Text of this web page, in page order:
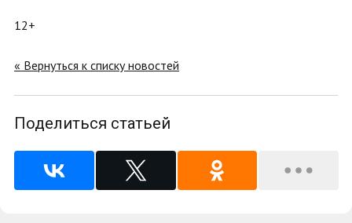
12+
« Вернуться к списку новостей
Поделиться статьей